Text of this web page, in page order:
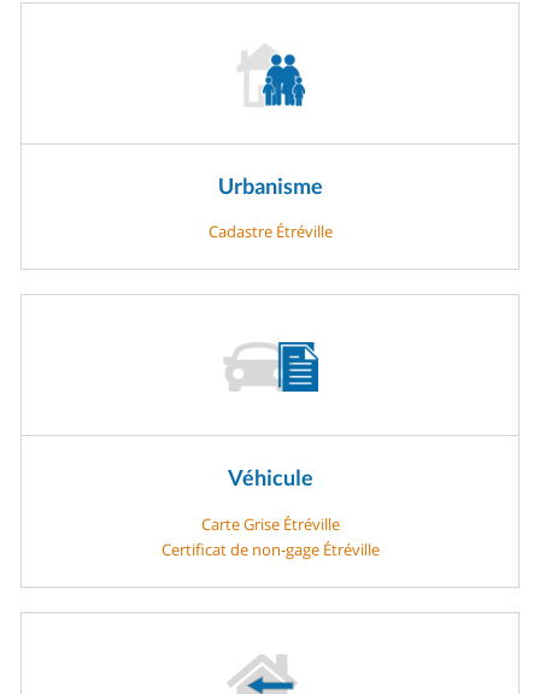
Urbanisme
Cadastre Étréville
Véhicule
Carte Grise Étréville
Certificat de non-gage Étréville